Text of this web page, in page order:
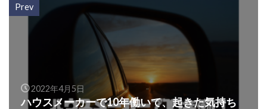
Prev
2022年4月5日
ハウスメーカーで10年働いて、起きた気持ち